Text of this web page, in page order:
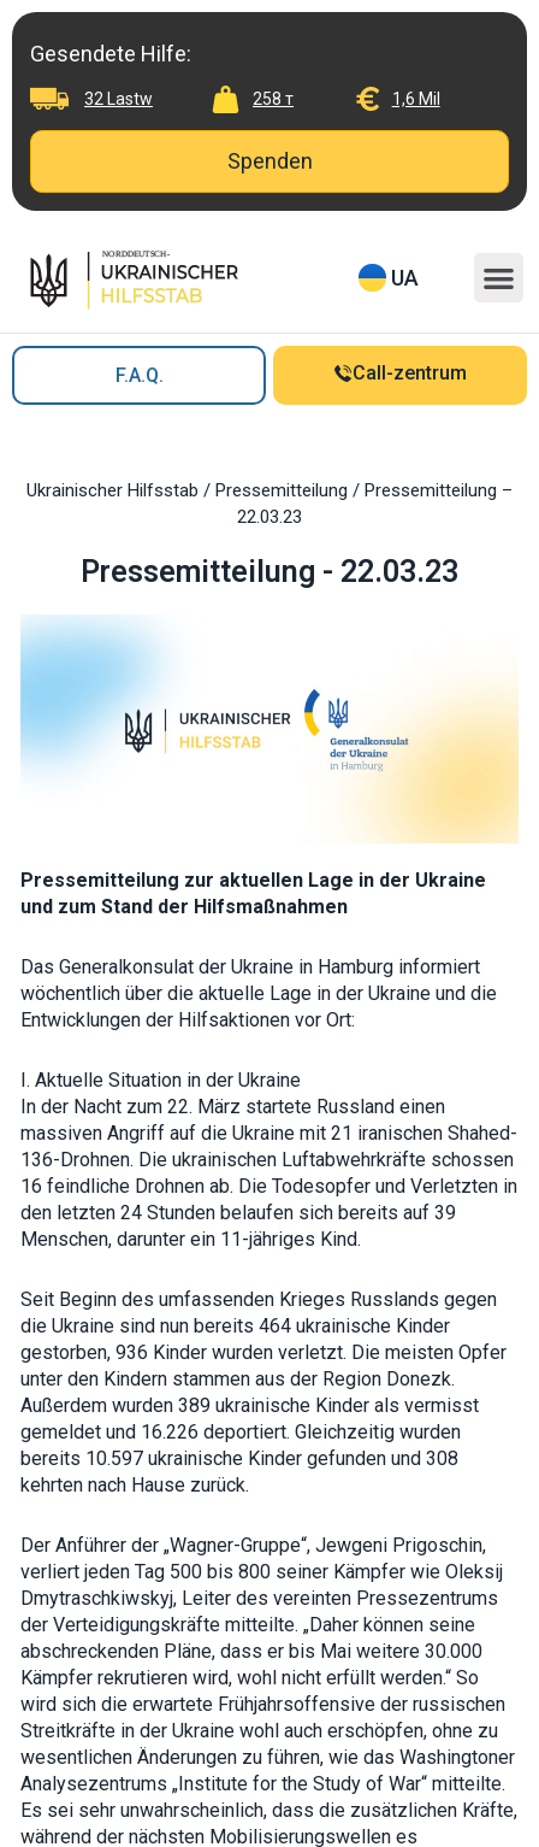
Skip
to
contentGesendete Hilfe:
32 Lastw 258 т 1,6 Mil
Spenden
UA
F.A.Q. Call-zentrum
Ukrainischer Hilfsstab / Pressemitteilung / Pressemitteilung –
22.03.23
Pressemitteilung - 22.03.23
Pressemitteilung zur aktuellen Lage in der Ukraine
und zum Stand der Hilfsmaßnahmen
Das Generalkonsulat der Ukraine in Hamburg informiert
wöchentlich über die aktuelle Lage in der Ukraine und die
Entwicklungen der Hilfsaktionen vor Ort:
I. Aktuelle Situation in der Ukraine
In der Nacht zum 22. März startete Russland einen
massiven Angriff auf die Ukraine mit 21 iranischen Shahed-
136-Drohnen. Die ukrainischen Luftabwehrkräfte schossen
16 feindliche Drohnen ab. Die Todesopfer und Verletzten in
den letzten 24 Stunden belaufen sich bereits auf 39
Menschen, darunter ein 11-jähriges Kind.
Seit Beginn des umfassenden Krieges Russlands gegen
die Ukraine sind nun bereits 464 ukrainische Kinder
gestorben, 936 Kinder wurden verletzt. Die meisten Opfer
unter den Kindern stammen aus der Region Donezk.
Außerdem wurden 389 ukrainische Kinder als vermisst
gemeldet und 16.226 deportiert. Gleichzeitig wurden
bereits 10.597 ukrainische Kinder gefunden und 308
kehrten nach Hause zurück.
Der Anführer der „Wagner-Gruppe“, Jewgeni Prigoschin,
verliert jeden Tag 500 bis 800 seiner Kämpfer wie Oleksij
Dmytraschkiwskyj, Leiter des vereinten Pressezentrums
der Verteidigungskräfte mitteilte. „Daher können seine
abschreckenden Pläne, dass er bis Mai weitere 30.000
Kämpfer rekrutieren wird, wohl nicht erfüllt werden.“ So
wird sich die erwartete Frühjahrsoffensive der russischen
Streitkräfte in der Ukraine wohl auch erschöpfen, ohne zu
wesentlichen Änderungen zu führen, wie das Washingtoner
Analysezentrums „Institute for the Study of War“ mitteilte.
Es sei sehr unwahrscheinlich, dass die zusätzlichen Kräfte,
während der nächsten Mobilisierungswellen es
Necessary
These
cookies are
not optional.
to function.
Statistics
us to
improve the
website's
functionality
website is
used.
Experience
In order for
our website
possible
during your
visit. If you
refuse these
cookies,
some
functionality
will
disappear
Marketing
By sharing
your
interests and
behavior as
you visit our
site, you
increase the
chance of
seeing
personalized
content and
offers.